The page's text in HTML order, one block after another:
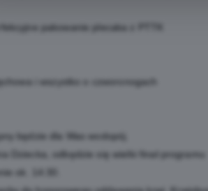
pakowanie plecaka z PTTK
i wszystko o czworonogach
będzie dla Was wodopój.
Dziecka, odbędzie się wielki finał programu
ok. 14:30.